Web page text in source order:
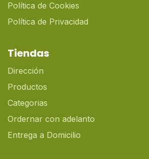
Política de Cookies
Política de Privacidad
Tiendas
Dirección
Productos
Categorias
Ordernar con adelanto
Entrega a Domicilio